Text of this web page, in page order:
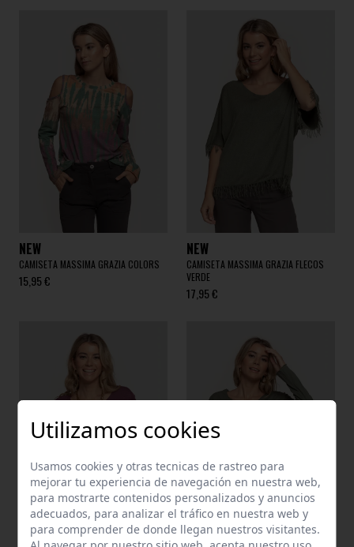
NEW
CAMISETA MASSIMA GRAZIA COLORS
15,95 €
NEW
CAMISETA MASSIMA GRAZIA FLECOS
VERDE
17,95 €
Utilizamos cookies
Usamos cookies y otras tecnicas de rastreo para
mejorar tu experiencia de navegación en nuestra web,
para mostrarte contenidos personalizados y anuncios
adecuados, para analizar el tráfico en nuestra web y
para comprender de donde llegan nuestros visitantes.